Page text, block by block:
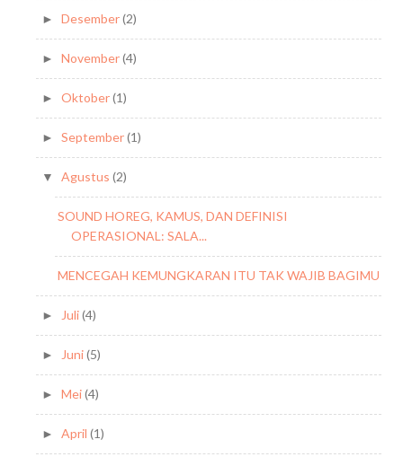
► Desember(2)
► November(4)
► Oktober(1)
► September(1)
▼ Agustus (2)
SOUND HOREG, KAMUS, DAN DEFINISI
OPERASIONAL: SALA...
MENCEGAH KEMUNGKARAN ITU TAK WAJIB BAGIMU
► Juli(4)
► Juni(5)
► Mei(4)
► April (1)